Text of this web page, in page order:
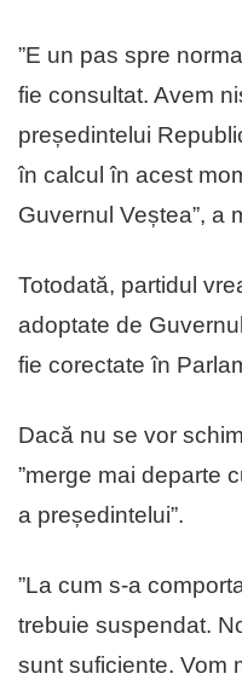
”E un pas spre
fie consultat. Avem
președintelui
în calcul în acest
Guvernul Veștea”, a
Totodată, partidul
adoptate de
fie corectate în
Dacă nu se vor
”merge mai departe
a președintelui”.
”La cum s-a
trebuie suspendat.
sunt suficiente. Vom